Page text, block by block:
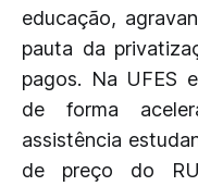
educação,
pauta da
pagos. Na UFES
de forma
assistência
de preço do